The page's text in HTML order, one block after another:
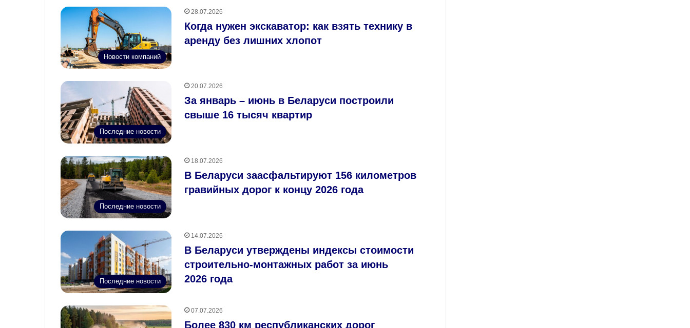
Новости компаний
28.07.2026
Когда нужен экскаватор: как взять технику в
аренду без лишних хлопот
Последние новости
20.07.2026
За январь – июнь в Беларуси построили
свыше 16 тысяч квартир
Последние новости
18.07.2026
В Беларуси заасфальтируют 156 километров
гравийных дорог к концу 2026 года
Последние новости
14.07.2026
В Беларуси утверждены индексы стоимости
строительно‑монтажных работ за июнь
2026 года
07.07.2026
Более 830 км республиканских дорог